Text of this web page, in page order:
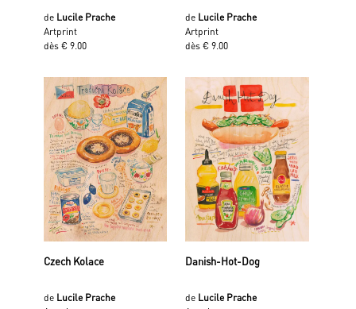
de Lucile Prache
Artprint
dès € 9.00
de Lucile Prache
Artprint
dès € 9.00
Czech Kolace
de Lucile Prache
Danish-Hot-Dog
de Lucile Prache